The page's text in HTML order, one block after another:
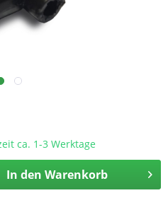
ca. 1-3 Werktage
In den Warenkorb